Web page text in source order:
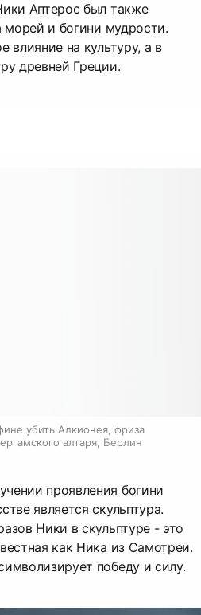
Аптерос был также
морей и богини мудрости.
влияние на культуру, а в
древней Греции.
убить Алкионея, фриза
алтаря, Берлин
проявления богини
является скульптура.
Ники в скульптуре - это
как Ника из Самотреи.
победу и силу.